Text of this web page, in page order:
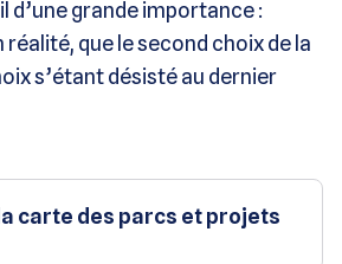
d’une grande importance :
réalité, que le second choix de la
s’étant désisté au dernier
carte des parcs et projets